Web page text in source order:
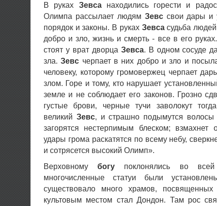
В руках Зевсанаходились горести и
Олимпа рассылает людям Зевссвои дары и
порядок и законы. В руках Зевсасудьба
добро и зло, жизнь и смерть - все в его
стоят у врат дворца Зевса. В одном сосуде
зла.Зевс черпает в них добро и зло и
человеку, которому громовержец черпает
злом. Горе и тому, кто нарушает
земле и не соблюдает его законов. Грозно
густые брови, черные тучи заволокут
великий Зевс, и страшно подымутся волосы
загорятся нестерпимым блеском;
удары грома раскатятся по всему небу,
и сотрясется высокий Олимп».
Верховномубогу поклонялись во
многочисленные статуи были
существовало много храмов,
культовым местом стал Дондон. Там рос